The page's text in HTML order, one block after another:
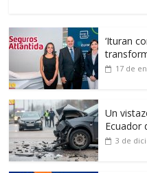
‘Ituran
17 de
Un
Ecuador
3 de